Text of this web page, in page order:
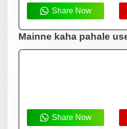
Share Now
Mainne kaha pahale
Share Now